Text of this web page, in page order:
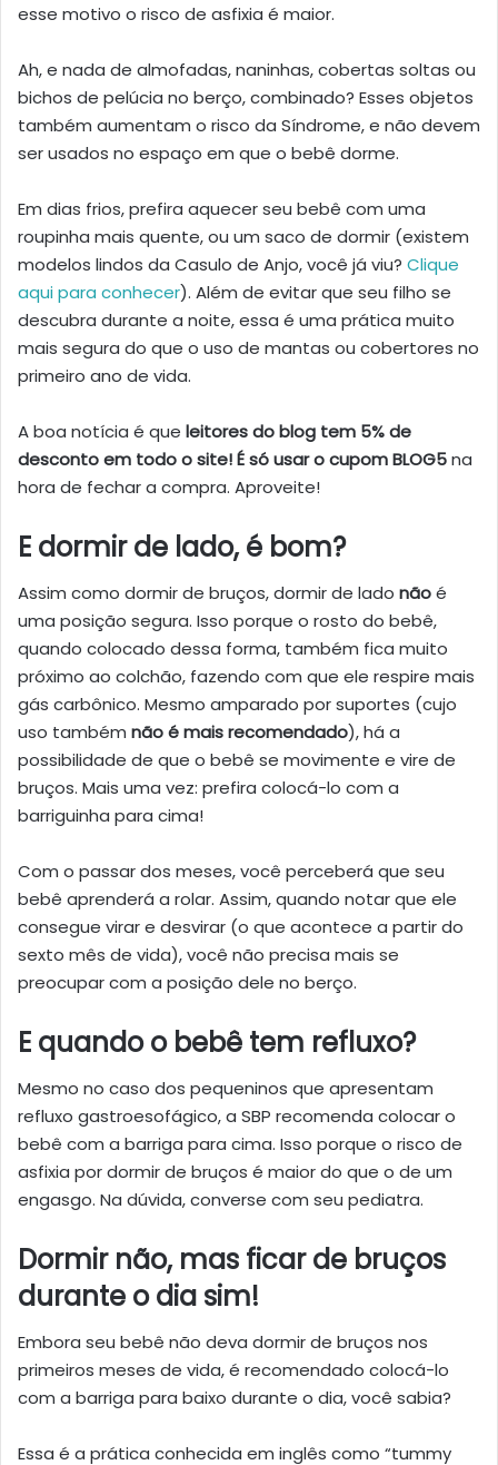
esse motivo o risco de asfixia é maior.
Ah, e nada de almofadas, naninhas, cobertas soltas ou
bichos de pelúcia no berço, combinado? Esses objetos
também aumentam o risco da Síndrome, e não devem
ser usados no espaço em que o bebê dorme.
Em dias frios, prefira aquecer seu bebê com uma
roupinha mais quente, ou um saco de dormir (existem
modelos lindos da Casulo de Anjo, você já viu? Clique
aqui para conhecer). Além de evitar que seu filho se
descubra durante a noite, essa é uma prática muito
mais segura do que o uso de mantas ou cobertores no
primeiro ano de vida.
A boa notícia é que leitores do blog tem 5% de
desconto em todo o site! É só usar o cupom BLOG5na
hora de fechar a compra. Aproveite!
E dormir de lado, é bom?
Assim como dormir de bruços, dormir de lado nãoé
uma posição segura. Isso porque o rosto do bebê,
quando colocado dessa forma, também fica muito
próximo ao colchão, fazendo com que ele respire mais
gás carbônico. Mesmo amparado por suportes (cujo
uso também não é mais recomendado), há a
possibilidade de que o bebê se movimente e vire de
bruços. Mais uma vez: prefira colocá-lo com a
barriguinha para cima!
Com o passar dos meses, você perceberá que seu
bebê aprenderá a rolar. Assim, quando notar que ele
consegue virar e desvirar (o que acontece a partir do
sexto mês de vida), você não precisa mais se
preocupar com a posição dele no berço.
E quando o bebê tem refluxo?
Mesmo no caso dos pequeninos que apresentam
refluxo gastroesofágico, a SBP recomenda colocar o
bebê com a barriga para cima. Isso porque o risco de
asfixia por dormir de bruços é maior do que o de um
engasgo. Na dúvida, converse com seu pediatra.
Dormir não, mas ficar de bruços
durante o dia sim!
Embora seu bebê não deva dormir de bruços nos
primeiros meses de vida, é recomendado colocá-lo
com a barriga para baixo durante o dia, você sabia?
Essa é a prática conhecida em inglês como “tummy